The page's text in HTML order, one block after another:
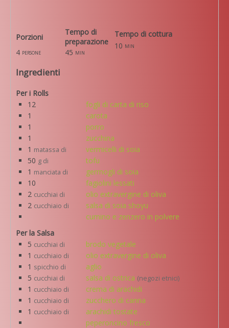
Porzioni
Tempo di
preparazione
4 persone 45 min
Tempo di cottura
10 min
Ingredienti
Per i Rolls
12
fogli di carta di riso
1
carota
1
porro
1
zucchina
1 matassa di
vermicelli di soia
50 g di
tofu
1 manciata di
germogli di soia
10
fagiolini lessati
2 cucchiai di
olio extravergine di oliva
2 cucchiaio di
salsa di soia shoyu
cumino e zenzero in polvere
Per la Salsa
5 cucchiai di
brodo vegetale
1 cucchiaio di
olio extravergine di oliva
1 spicchio di
aglio
5 cucchiai di salsa di ostrica (negozi etnici)
1 cucchiaio di
crema di arachidi
1 cucchiaio di
zucchero di canna
1 cucchiaio di
arachidi tostate
peperoncino fresco